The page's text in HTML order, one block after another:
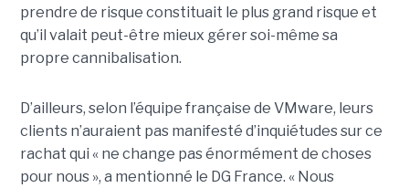
prendre de risque constituait le plus grand risque et
qu’il valait peut-être mieux gérer soi-même sa
propre cannibalisation.
D’ailleurs, selon l’équipe française de VMware, leurs
clients n’auraient pas manifesté d’inquiétudes sur ce
rachat qui « ne change pas énormément de choses
pour nous », a mentionné le DG France. « Nous